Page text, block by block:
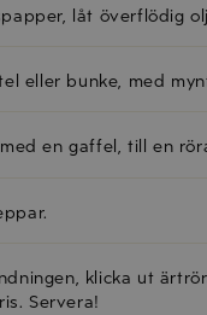
låt överflödig
eller bunke, med
en gaffel, till en
klicka ut
Servera!